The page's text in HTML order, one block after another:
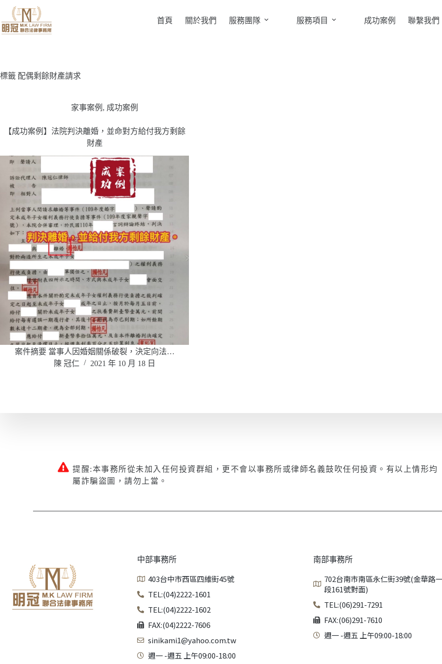
首頁 關於我們 服務團隊 服務項目 成功案例 聯繫我們
標籤 配偶剩餘財產請求
家事案例 , 成功案例
【成功案例】法院判決離婚，並命對方給付我方剩餘
財產
案件摘要 當事人因婚姻關係破裂，決定向法…
陳 冠仁
2021 年 10 月 18 日
提醒:本事務所從未加入任何投資群組，更不會以事務所或律師名義鼓吹任何投資。有以上情形均
屬詐騙盜圖，請勿上當。
中部事務所
403台中市西區四維街45號
TEL:(04)2222-1601
TEL:(04)2222-1602
FAX:(04)2222-7606
sinikami1@yahoo.com.tw
週一 -週五 上午09:00-18:00
南部事務所
702台南市南區永仁街39號(金華路
段161號對面)
TEL:(06)291-7291
FAX:(06)291-7610
週一 -週五 上午09:00-18:00